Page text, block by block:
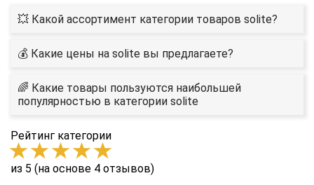
💥 Какой ассортимент категории товаров solite?
💰 Какие цены на solite вы предлагаете?
🌈 Какие товары пользуются наибольшей
популярностью в категории solite
Рейтинг категории
из 5 (на основе 4 отзывов)